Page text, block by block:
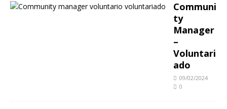
Communi
ty
Manager
–
Voluntari
ado
09/02/2024
0